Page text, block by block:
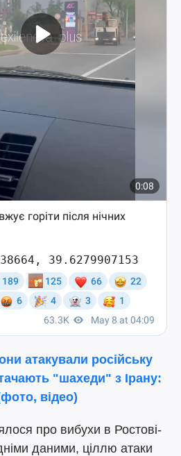
атакували російську
"шахеди" з Ірану:
відео)
про вибухи в Ростові-
даними, ціллю атаки